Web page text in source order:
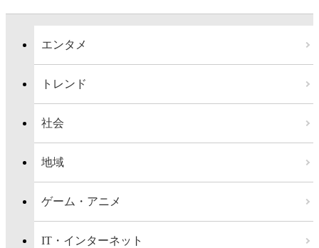
エンタメ
トレンド
社会
地域
ゲーム・アニメ
IT・インターネット